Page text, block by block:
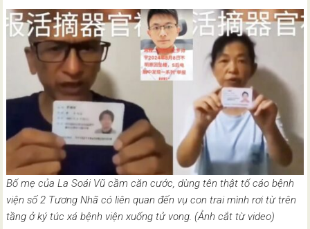
Bố mẹ của La Soái Vũ cầm căn cước, dùng tên thật tố cáo bệnh
viện số 2 Tương Nhã có liên quan đến vụ con trai mình rơi từ trên
tầng ở ký túc xá bệnh viện xuống tử vong. (Ảnh cắt từ video)